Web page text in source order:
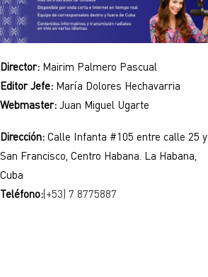
Director: Mairim Palmero Pascual
Editor Jefe: María Dolores Hechavarria
Webmaster: Juan Miguel Ugarte
Dirección: Calle Infanta #105 entre calle 25 y
San Francisco, Centro Habana. La Habana,
Cuba
Teléfono:(+53) 7 8775887